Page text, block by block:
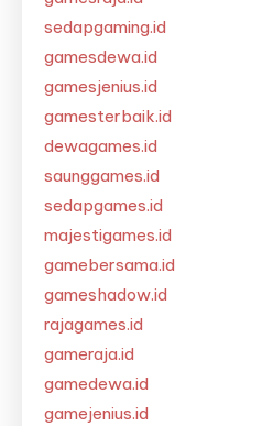
sedapgaming.id
gamesdewa.id
gamesjenius.id
gamesterbaik.id
dewagames.id
saunggames.id
sedapgames.id
majestigames.id
gamebersama.id
gameshadow.id
rajagames.id
gameraja.id
gamedewa.id
gamejenius.id